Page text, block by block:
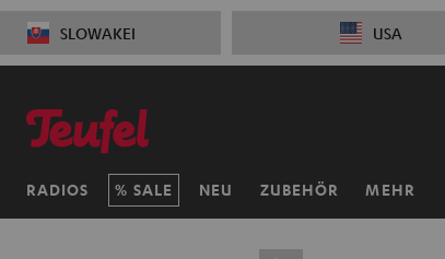
SLOWAKEI USA
RADIOS SALE NEU ZUBEHÖR MEHR